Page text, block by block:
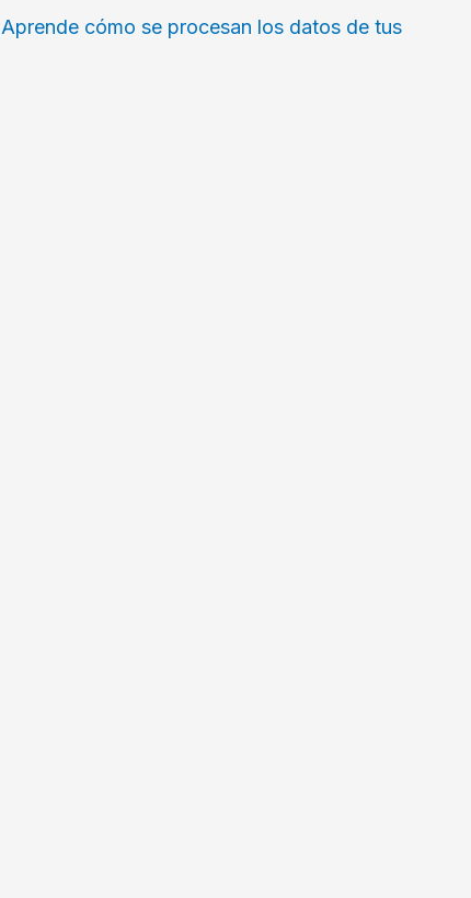
Aprende cómo se procesan los datos de tus